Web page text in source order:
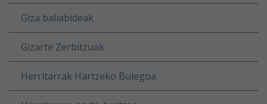
Giza baliabideak
Gizarte Zerbitzuak
Herritarrak Hartzeko Bulegoa